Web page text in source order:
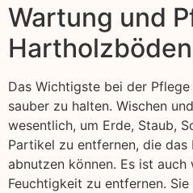
Wartung und
Hartholzböden
Das Wichtigste bei der
sauber zu halten. Wischen
wesentlich, um Erde, Staub,
Partikel zu entfernen, die
abnutzen können. Es ist
Feuchtigkeit zu entfernen.